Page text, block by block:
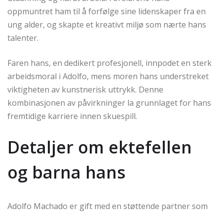
oppmuntret ham til å forfølge sine lidenskaper fra en
ung alder, og skapte et kreativt miljø som nærte hans
talenter.
Faren hans, en dedikert profesjonell, innpodet en sterk
arbeidsmoral i Adolfo, mens moren hans understreket
viktigheten av kunstnerisk uttrykk. Denne
kombinasjonen av påvirkninger la grunnlaget for hans
fremtidige karriere innen skuespill.
Detaljer om ektefellen
og barna hans
Adolfo Machado er gift med en støttende partner som